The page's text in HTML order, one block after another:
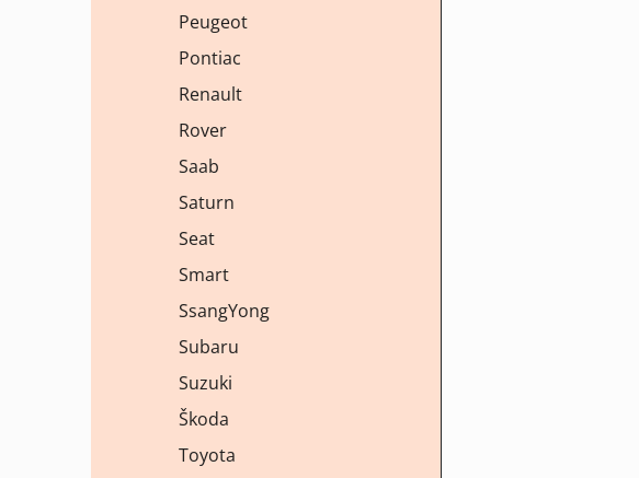
Peugeot
Pontiac
Renault
Rover
Saab
Saturn
Seat
Smart
SsangYong
Subaru
Suzuki
Škoda
Toyota